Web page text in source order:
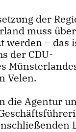
der
muss
werden – das
der CDU-
Velen.
die Agentur